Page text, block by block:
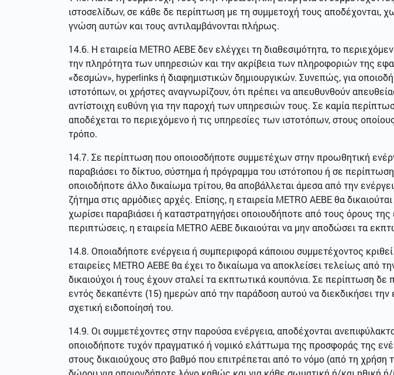
ιστοσελίδων, σε κάθε δε περίπτωση με τη συμμετοχή τους αποδέχονται,
γνώση αυτών και τους αντιλαμβάνονται πλήρως.
14.6. Η εταιρεία METRO ΑΕΒΕ δεν ελέγχει τη διαθεσιμότητα, το
την πληρότητα των υπηρεσιών και την ακρίβεια των πληροφοριών της
«δεσμών», hyperlinks ή διαφημιστικών δημιουργικών. Συνεπώς, για
ιστοτόπων, οι χρήστες αναγνωρίζουν, ότι πρέπει να απευθυνθούν
αντίστοιχη ευθύνη για την παροχή των υπηρεσιών τους. Σε καμία
αποδέχεται το περιεχόμενο ή τις υπηρεσίες των ιστοτόπων, στους
τρόπο.
14.7. Σε περίπτωση που οποιοσδήποτε συμμετέχων στην προωθητική
παραβιάσει το δίκτυο, σύστημα ή πρόγραμμα του ιστότοπου ή σε
οποιοδήποτε άλλο δικαίωμα τρίτου, θα αποβάλλεται άμεσα από την
ζήτημα στις αρμόδιες αρχές. Επίσης, η εταιρεία METRO ΑΕΒΕ θα
χωρίσει παραβιάσει ή καταστρατηγήσει οποιουδήποτε από τους όρους
περιπτώσεις, η εταιρεία METRO ΑΕΒΕ δικαιούται να μην αποδώσει τα
14.8. Οποιαδήποτε ενέργεια ή συμπεριφορά κάποιου συμμετέχοντος
εταιρείες METRO ΑΕΒΕ θα έχει το δικαίωμα να αποκλείσει τελείως από
δικαιούχοι ή τους έχουν σταλεί τα εκπτωτικά κουπόνια. Σε περίπτωση
εντός δεκαπέντε (15) ημερών από την παράδοση αυτού να διεκδικήσει
σχετική ειδοποίησή του.
14.9. Οι συμμετέχοντες στην παρούσα ενέργεια, αποδέχονται
οποιοδήποτε τυχόν πραγματικό ή νομικό ελάττωμα της προσφοράς της
στους δικαιούχους στο βαθμό που επιτρέπεται από το νόμο (από τη